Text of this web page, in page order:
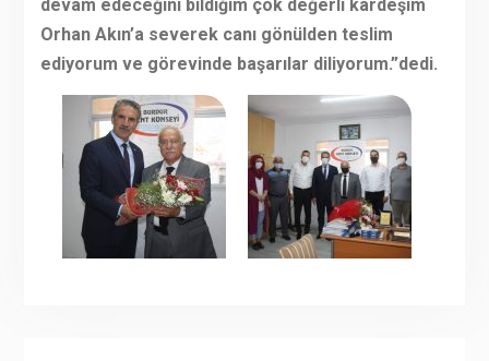
devam edeceğini bildiğim çok değerli kardeşim
Orhan Akın’a severek canı gönülden teslim
ediyorum ve görevinde başarılar diliyorum.”dedi.